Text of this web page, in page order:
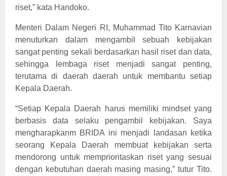
riset,” kata Handoko.
Menteri Dalam Negeri RI, Muhammad Tito Karnavian
menuturkan dalam mengambil sebuah kebijakan
sangat penting sekali berdasarkan hasil riset dan data,
sehingga lembaga riset menjadi sangat penting,
terutama di daerah daerah untuk membantu setiap
Kepala Daerah.
“Setiap Kepala Daerah harus memiliki mindset yang
berbasis data selaku pengambil kebijakan. Saya
mengharapkanm BRIDA ini menjadi landasan ketika
seorang Kepala Daerah membuat kebijakan serta
mendorong untuk memprioritaskan riset yang sesuai
dengan kebutuhan daerah masing masing,” tutur Tito.